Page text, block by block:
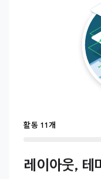
활동 11개
레이아웃, 테